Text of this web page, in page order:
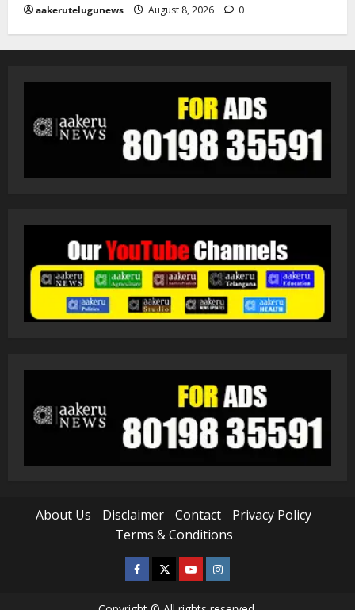
aakerutelugunews August 8, 2026 0
About Us Disclaimer Contact
Privacy Policy
Terms & Conditions